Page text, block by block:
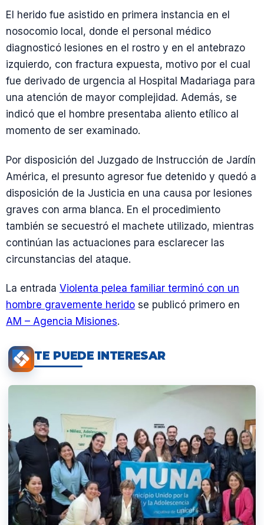
El herido fue asistido en primera instancia en el
nosocomio local, donde el personal médico
diagnosticó lesiones en el rostro y en el antebrazo
izquierdo, con fractura expuesta, motivo por el cual
fue derivado de urgencia al Hospital Madariaga para
una atención de mayor complejidad. Además, se
indicó que el hombre presentaba aliento etílico al
momento de ser examinado.
Por disposición del Juzgado de Instrucción de Jardín
América, el presunto agresor fue detenido y quedó a
disposición de la Justicia en una causa por lesiones
graves con arma blanca. En el procedimiento
también se secuestró el machete utilizado, mientras
continúan las actuaciones para esclarecer las
circunstancias del ataque.
La entrada Violenta pelea familiar terminó con un
hombre gravemente herido se publicó primero en
AM – Agencia Misiones.
TE PUEDE INTERESAR